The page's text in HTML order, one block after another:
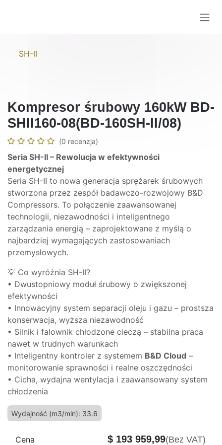
SH-II
Kompresor śrubowy 160kW BD-
SHII160-08(BD-160SH-II/08)
(0 recenzja)
Seria SH-II – Rewolucja w efektywności
energetycznej
Seria SH-II to nowa generacja sprężarek śrubowych
stworzona przez zespół badawczo-rozwojowy B&D
Compressors. To połączenie zaawansowanej
technologii, niezawodności i inteligentnego
zarządzania energią – zaprojektowane z myślą o
najbardziej wymagających zastosowaniach
przemysłowych.
💡 Co wyróżnia SH-II?
• Dwustopniowy moduł śrubowy o zwiększonej
efektywności
• Innowacyjny system separacji oleju i gazu – prostsza
konserwacja, wyższa niezawodność
• Silnik i falownik chłodzone cieczą – stabilna praca
nawet w trudnych warunkach
• Inteligentny kontroler z systemem B&D Cloud –
monitorowanie sprawności i realne oszczędności
• Cicha, wydajna wentylacja i zaawansowany system
chłodzenia
Wydajność (m3/min): 33.6
Cena $ 193 959,99(Bez VAT)